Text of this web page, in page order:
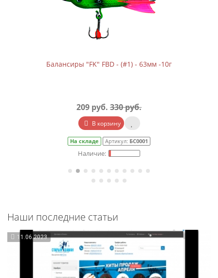
Балансиры "FK" FBD - (#1) - 63мм -10г
209 руб. 330 руб.
В корзину
На складе Артикул: БС0001
Наши последние статьи
11.06.2023